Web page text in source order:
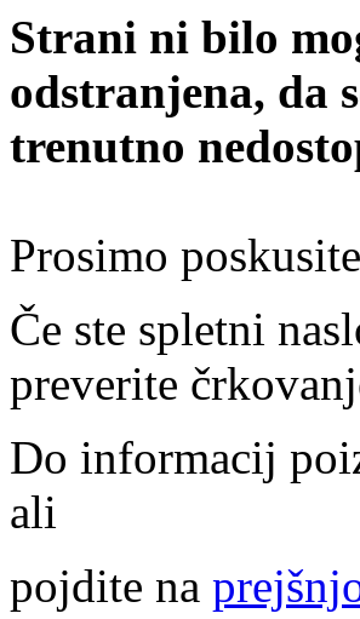
Strani ni bilo
odstranjena, da
trenutno
Prosimo
Če ste spletni
preverite
Do informacij
ali
pojdite na